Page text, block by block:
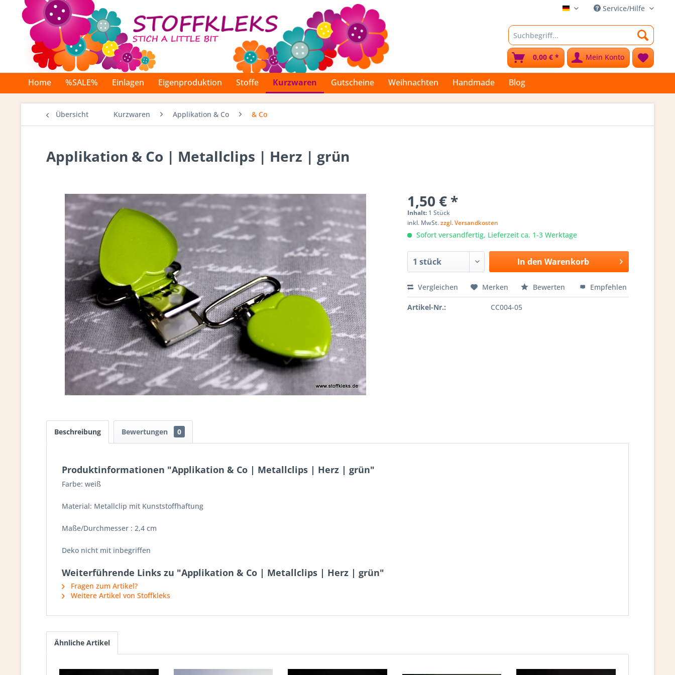
Stoffkleks Service/Hilfe
Mein Konto
0,00 € *
Home %SALE% Einlagen Eigenproduktion Stoffe Kurzwaren Gutscheine Weihnachten Handmade Blog
Übersicht Kurzwaren Applikation & Co & Co
Applikation & Co | Metallclips | Herz | grün
1,50 € *
Inhalt: 1 Stück
inkl. MwSt.zzgl. Versandkosten
Sofort versandfertig, Lieferzeit ca. 1-3 Werktage
In den Warenkorb
Vergleichen Merken Bewerten Empfehlen
Artikel-Nr.: CC004-05
Beschreibung Bewertungen 0
Produktinformationen "Applikation & Co | Metallclips | Herz | grün"
Farbe: weiß
Material: Metallclip mit Kunststoffhaftung
Maße/Durchmesser : 2,4 cm
Deko nicht mit inbegriffen
Weiterführende Links zu "Applikation & Co | Metallclips | Herz | grün"
Fragen zum Artikel?
Weitere Artikel von Stoffkleks
Ähnliche Artikel